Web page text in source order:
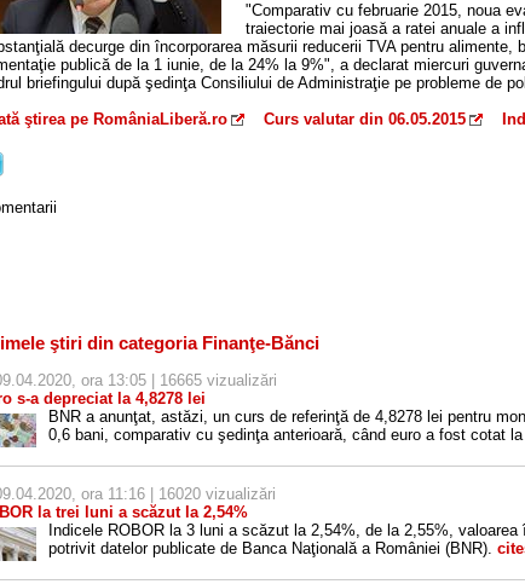
"Comparativ cu februarie 2015, noua
traiectorie mai joasă a ratei anuale a
decurge din încorporarea măsurii reducerii TVA pentru alimente,
publică de la 1 iunie, de la 24% la 9%", a declarat miercuri
briefingului după şedinţa Consiliului de Administraţie pe probleme de
ştirea pe RomâniaLiberă.ro
Curs valutar din 06.05.2015
ştiri din categoria Finanţe-Bănci
ora 13:05 | 16665 vizualizări
s-a depreciat la 4,8278 lei
BNR a anunţat, astăzi, un curs de referinţă de 4,8278 lei pentru
0,6 bani, comparativ cu şedinţa anterioară, când euro a fost cotat
ora 11:16 | 16020 vizualizări
la trei luni a scăzut la 2,54%
Indicele ROBOR la 3 luni a scăzut la 2,54%, de la 2,55%,
potrivit datelor publicate de Banca Naţională a României (BNR).